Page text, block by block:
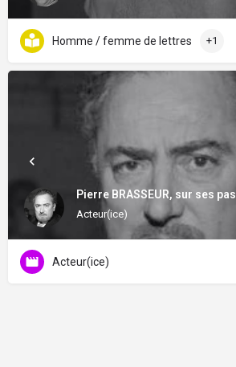
Homme / femme de lettres +1
Pierre BRASSEUR, sur ses pas
Acteur(ice)
Acteur(ice)